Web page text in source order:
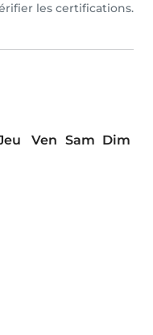
les certifications.
Ven Sam Dim